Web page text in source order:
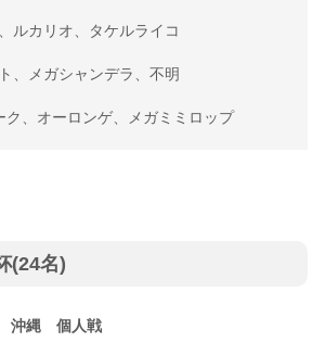
ルカリオ、タケルライコ
、メガシャンデラ、不明
ク、オーロンゲ、メガミミロップ
(24名)
沖縄 個人戦